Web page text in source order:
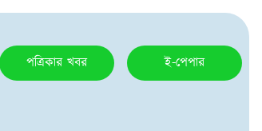
পত্রিকার খবর ই-পেপার